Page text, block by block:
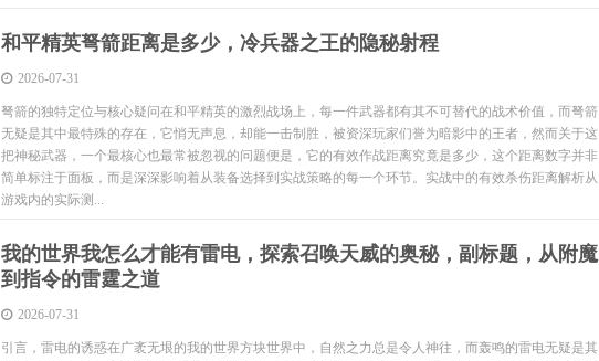
和平精英弩箭距离是多少，冷兵器之王的隐秘射程
2026-07-31
弩箭的独特定位与核心疑问在和平精英的激烈战场上，每一件武器都有其不可替代的战术价值，而弩箭
无疑是其中最特殊的存在，它悄无声息，却能一击制胜，被资深玩家们誉为暗影中的王者，然而关于这
把神秘武器，一个最核心也最常被忽视的问题便是，它的有效作战距离究竟是多少，这个距离数字并非
简单标注于面板，而是深深影响着从装备选择到实战策略的每一个环节。实战中的有效杀伤距离解析从
游戏内的实际测...
我的世界我怎么才能有雷电，探索召唤天威的奥秘，副标题，从附魔
到指令的雷霆之道
2026-07-31
引言，雷电的诱惑在广袤无垠的我的世界方块世界中，自然之力总是令人神往，而轰鸣的雷电无疑是其